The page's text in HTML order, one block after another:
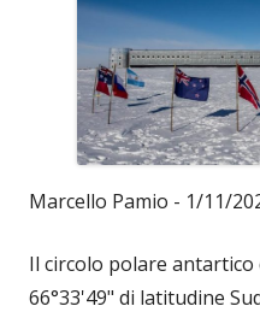
Marcello Pamio - 1/11/
Il circolo polare
66°33'49" di latitudine